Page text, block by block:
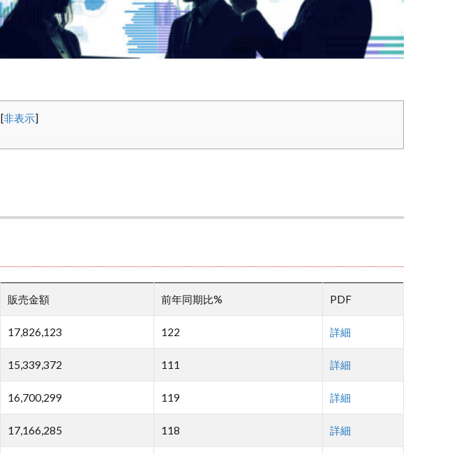
[非表示]
販売金額 前年同期比% PDF
17,826,123 122 詳細
15,339,372 111 詳細
16,700,299 119 詳細
17,166,285 118 詳細